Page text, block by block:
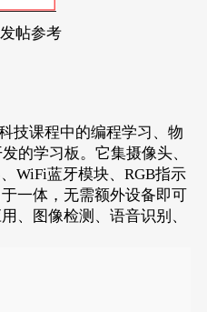
帖参考
技课程中的编程学习、物
的学习板。它集摄像头、
WiFi蓝牙模块、RGB指示
一体，无需额外设备即可
、图像检测、语音识别、